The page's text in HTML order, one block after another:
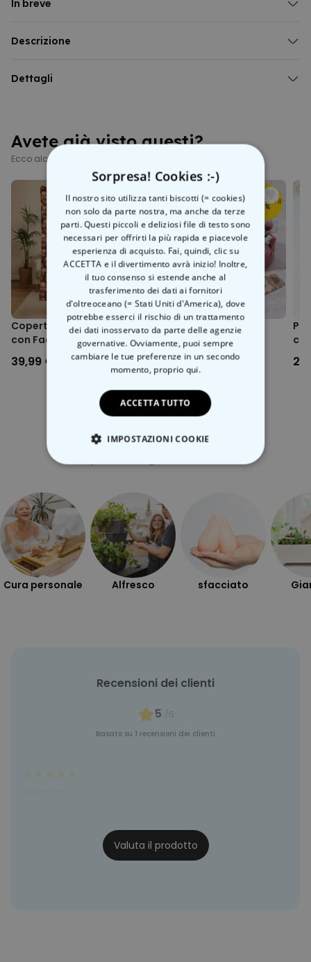
In breve
100% cotone biologico
Descrizione
Una felpa, una foto, un pizzico di magia – non serve altro per creare
Dettagli
100% cotone biologico & certificato vegano
Lavabile in lavatrice (30 °C)
Lavare al rovescio (protegge colori e stampa)
Condizioni di lavoro eque & produzione a basso impatto
climatico
Imballaggio ecologico
Stampata in Austria
Possibili variazioni di misura fino a ca. +/- 5% rispetto alla
tabella taglie
Avete già visto questi?
Ecco alcuni prodotti simili
Copertina Personalizzata
con Faccia
39,99 €
Set regalo pochette,
accappatoio e calzini
39,99 €
Categoria correlata
Cura personale Alfresco sfacciato
Recensioni dei clienti
5 /5
Basato su 1 recensioni dei clienti
Valuta il prodotto
Sorpresa! Cookies :-)
Il nostro sito utilizza tanti biscotti (= cookies)
non solo da parte nostra, ma anche da terze
parti. Questi piccoli e deliziosi file di testo sono
necessari per offrirti la più rapida e piacevole
esperienza di acquisto. Fai, quindi, clic su
ACCETTA e il divertimento avrà inizio! Inoltre,
il tuo consenso si estende anche al
trasferimento dei dati ai fornitori
d'oltreoceano (= Stati Uniti d'America), dove
potrebbe esserci il rischio di un trattamento
dei dati inosservato da parte delle agenzie
governative. Ovviamente, puoi sempre
cambiare le tue preferenze in un secondo
momento, proprio qui.
ACCETTA TUTTO
IMPOSTAZIONI COOKIE
STRETTAMENTE NECESSARIO
PRESTAZIONI
MARKETING
NON CLASSIFICATO